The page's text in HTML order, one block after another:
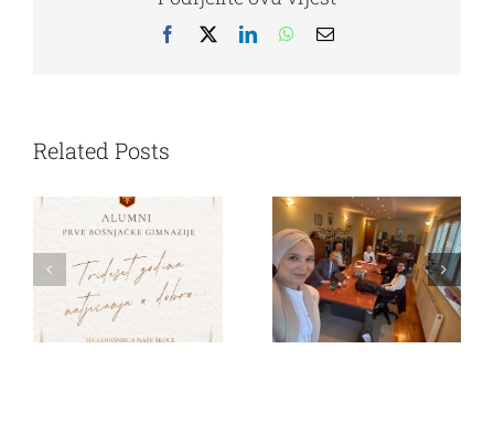
Facebook
X LinkedInWhatsApp
Email
Related Posts
bošnjačke
PBG